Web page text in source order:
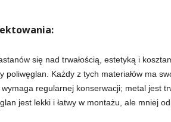
się nad trwałością, estetyką i
poliwęglan. Każdy z tych materiałów ma
regularnej konserwacji; metal jest
jest lekki i łatwy w montażu, ale mniej